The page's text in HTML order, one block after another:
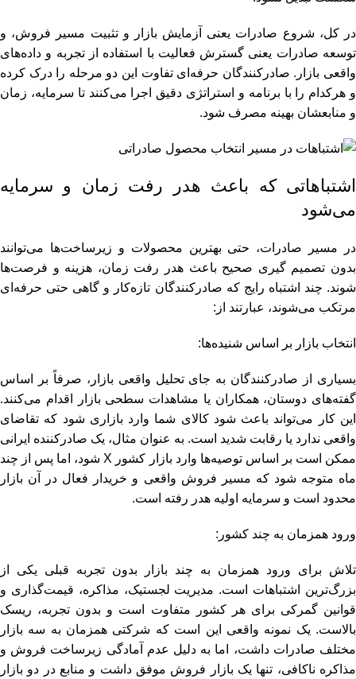
در کل، شروع صادرات یعنی آزمایش بازار و تثبیت مسیر فروش، و
توسعه صادرات یعنی گسترش فعالیت با استفاده از تجربه و داده‌های
واقعی بازار. صادرکنندگان حرفه‌ای تفاوت این دو مرحله را درک کرده
و هرکدام را با برنامه و استراتژی دقیق اجرا می‌کنند تا سرمایه، زمان
و منابعشان بهینه مصرف شود.
اشتباهاتی که باعث هدر رفت زمان و سرمایه
می‌شود
در مسیر صادرات، حتی بهترین محصولات و زیرساخت‌ها می‌توانند
بدون تصمیم‌ گیری صحیح باعث هدر رفت زمان، هزینه و فرصت‌ها
شوند. چند اشتباه رایج که صادرکنندگان تازه‌کار و گاهی حتی حرفه‌ای
مرتکب می‌شوند، عبارتند از:
انتخاب بازار بر اساس شنیده‌ها:
بسیاری از صادرکنندگان به جای تحلیل واقعی بازار، صرفاً بر اساس
گفته‌های دوستان، همکاران یا مشاهدات سطحی بازار اقدام می‌کنند.
این کار می‌تواند باعث شود کالای شما وارد بازاری شود که تقاضای
واقعی ندارد یا رقابت شدید است. به عنوان مثال، یک صادرکننده ایرانی
ممکن است بر اساس توصیه‌ها وارد بازار کشور X شود، اما پس از چند
ماه متوجه شود که مسیر فروش واقعی و خریدار فعال در آن بازار
محدود است و سرمایه اولیه هدر رفته است.
ورود همزمان به چند کشور:
تلاش برای ورود همزمان به چند بازار بدون تجربه قبلی یکی از
بزرگ‌ترین اشتباهات است. مدیریت لجستیک، مذاکره، قیمت‌گذاری و
قوانین گمرکی برای هر کشور متفاوت است و بدون تجربه، ریسک
بالاست. یک نمونه واقعی این است که شرکتی همزمان به سه بازار
مختلف صادرات داشت، اما به دلیل عدم آمادگی زیرساخت فروش و
مذاکره ناکافی، تنها یک بازار فروش موفق داشت و منابع در دو بازار